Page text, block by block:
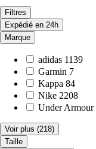
Filtres
Expédié en 24h
Marque
adidas 1139
Garmin 7
Kappa 84
Nike 2208
Under Armour
Voir plus (218)
Taille